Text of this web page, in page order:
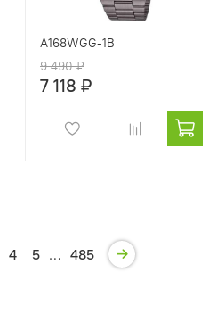
A168WGG-1B
9 490 ₽
7 118 ₽
4 5 … 485